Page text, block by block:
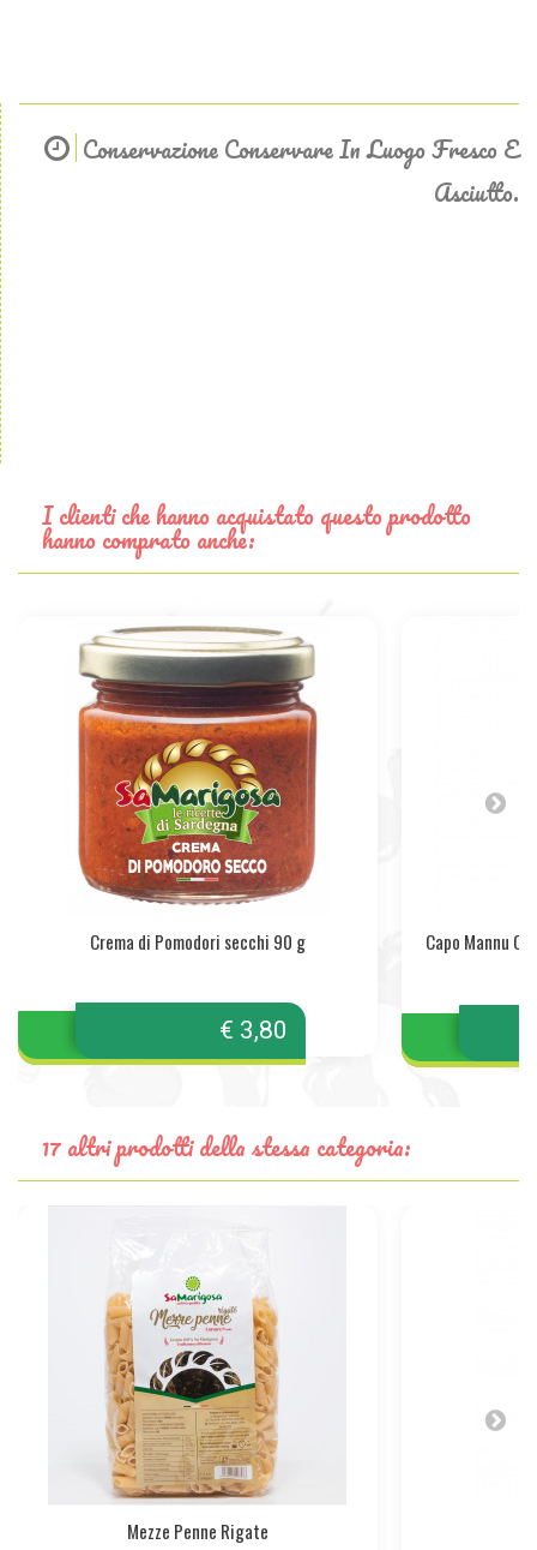
Conservazione Conservare In Luogo Fresco E
Asciutto.
I clienti che hanno acquistato questo prodotto
hanno comprato anche:
Crema di Pomodori secchi 90 g
€ 3,80
Capo Mannu
17 altri prodotti della stessa categoria:
Mezze Penne Rigate